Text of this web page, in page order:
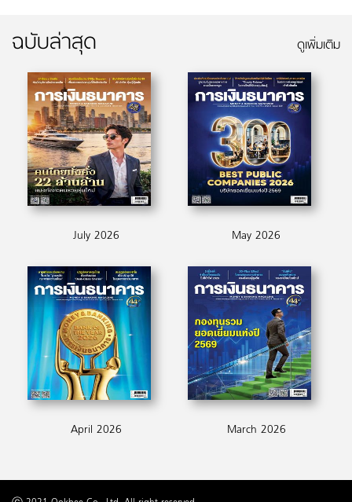
ฉบับล่าสุด ดูเพิ่มเติม
July 2026 May 2026
April 2026 March 2026